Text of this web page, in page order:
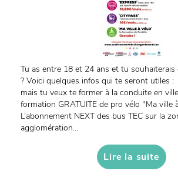
Tu as entre 18 et 24 ans et tu souhaiterais
? Voici quelques infos qui te seront utiles
mais tu veux te former à la conduite en
formation GRATUITE de pro vélo "Ma ville
L’abonnement NEXT des bus TEC sur la
agglomération...
Lire la suite